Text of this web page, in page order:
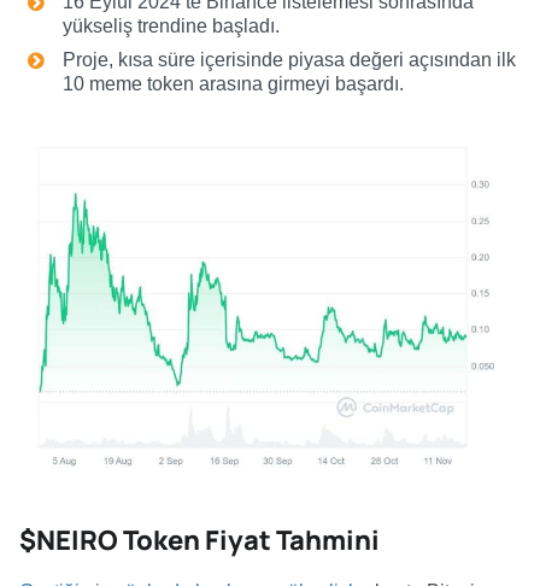
yükseliş trendine başladı.
Proje, kısa süre içerisinde piyasa değeri açısından ilk
10 meme token arasına girmeyi başardı.
$NEIRO Token Fiyat Tahmini